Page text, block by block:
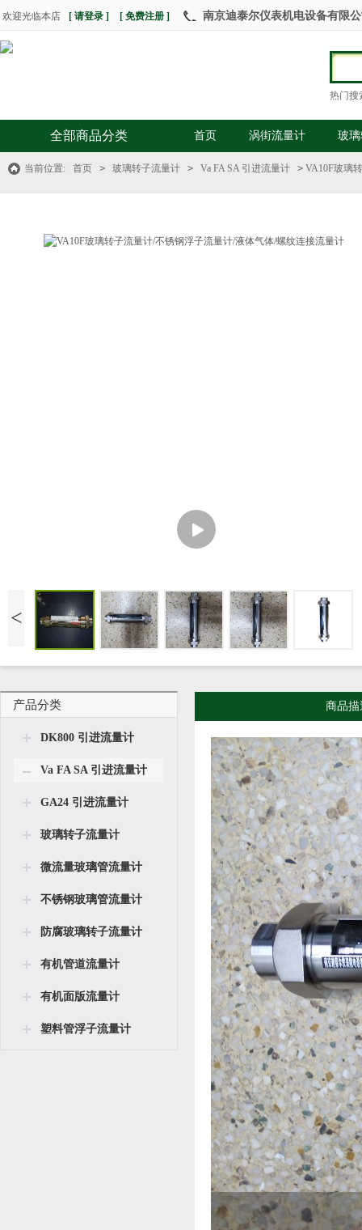
欢迎光临本店 [ 请登录 ] [ 免费注册 ] 南京迪泰尔仪表机电设备有限
热门搜
全部商品分类 首页 涡街流量计 玻
当前位置: 首页 > 玻璃转子流量计 > Va FA SA 引进流量计 > VA10F玻璃
<
产品分类
DK800 引进流量计
Va FA SA 引进流量计
GA24 引进流量计
玻璃转子流量计
微流量玻璃管流量计
不锈钢玻璃管流量计
防腐玻璃转子流量计
有机管道流量计
有机面版流量计
塑料管浮子流量计
商品描